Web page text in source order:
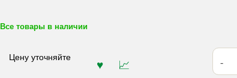
Все товары в наличии
Цену уточняйте